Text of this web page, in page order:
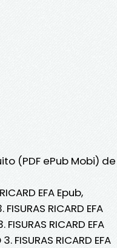
(PDF ePub Mobi) de
EFA Epub,
RICARD EFA
RICARD EFA
FISURAS RICARD EFA